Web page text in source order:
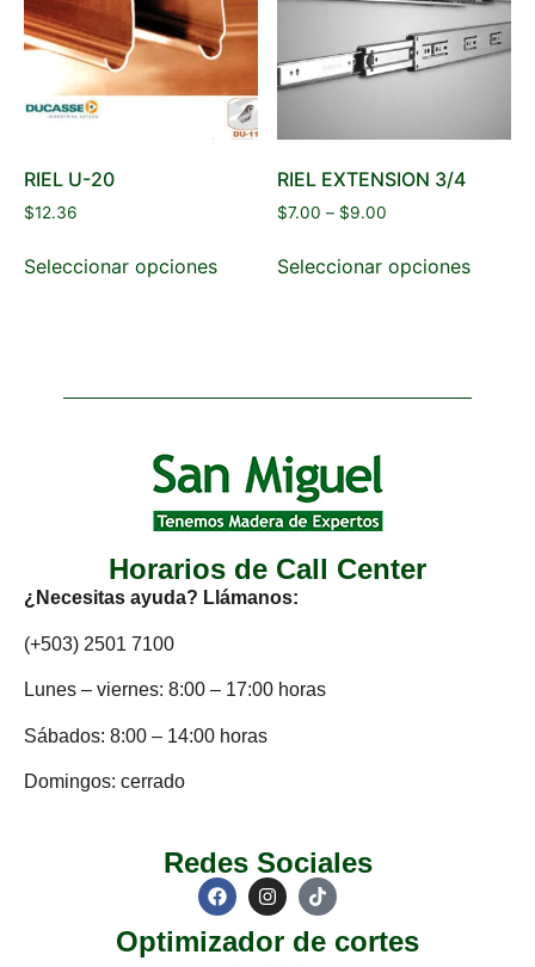
RIEL U-20
$12.36
Seleccionar opciones
RIEL EXTENSION 3/4
$7.00 – $9.00
Seleccionar opciones
Horarios de Call Center
¿Necesitas ayuda? Llámanos:
(+503) 2501 7100
Lunes – viernes: 8:00 – 17:00 horas
Sábados: 8:00 – 14:00 horas
Domingos: cerrado
Redes Sociales
Optimizador de cortes